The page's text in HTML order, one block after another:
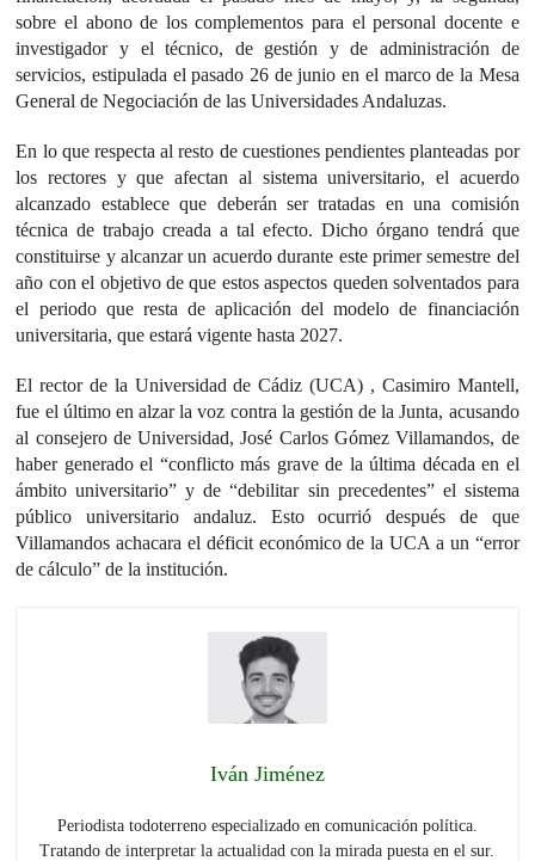
sobre el abono de los complementos para el personal docente e
investigador y el técnico, de gestión y de administración de
servicios, estipulada el pasado 26 de junio en el marco de la Mesa
General de Negociación de las Universidades Andaluzas.
En lo que respecta al resto de cuestiones pendientes planteadas por
los rectores y que afectan al sistema universitario, el acuerdo
alcanzado establece que deberán ser tratadas en una comisión
técnica de trabajo creada a tal efecto. Dicho órgano tendrá que
constituirse y alcanzar un acuerdo durante este primer semestre del
año con el objetivo de que estos aspectos queden solventados para
el periodo que resta de aplicación del modelo de financiación
universitaria, que estará vigente hasta 2027.
El rector de la Universidad de Cádiz (UCA) , Casimiro Mantell,
fue el último en alzar la voz contra la gestión de la Junta, acusando
al consejero de Universidad, José Carlos Gómez Villamandos, de
haber generado el “conflicto más grave de la última década en el
ámbito universitario” y de “debilitar sin precedentes” el sistema
público universitario andaluz. Esto ocurrió después de que
Villamandos achacara el déficit económico de la UCA a un “error
de cálculo” de la institución.
Iván Jiménez
Periodista todoterreno especializado en comunicación política.
Tratando de interpretar la actualidad con la mirada puesta en el sur.